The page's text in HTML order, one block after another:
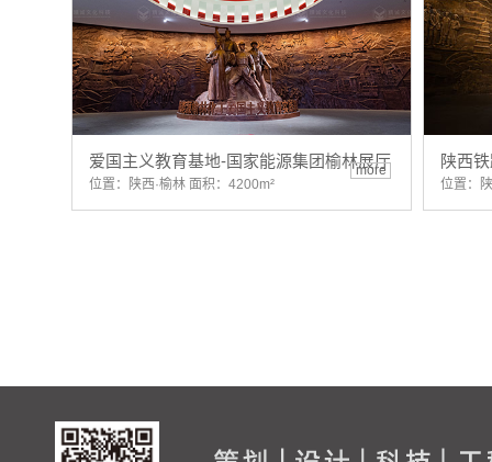
爱国主义教育基地-国家能源集团榆林展厅
位置：陕西·榆林 面积：4200m²
more 陕西
位置：